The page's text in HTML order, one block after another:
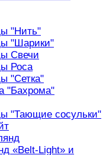
"Нить"
"Шарики"
Свечи
Роса
"Сетка"
"Бахрома"
"Тающие сосульки"
«Belt-Light» и